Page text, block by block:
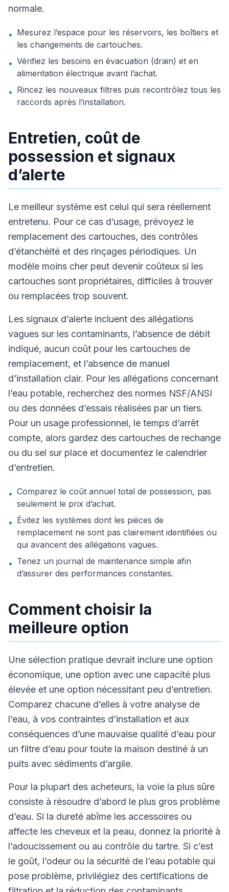
normale.
• Mesurez l’espace pour les réservoirs, les boîtiers et
les changements de cartouches.
• Vérifiez les besoins en évacuation (drain) et en
alimentation électrique avant l’achat.
• Rincez les nouveaux filtres puis recontrôlez tous les
raccords après l’installation.
Entretien, coût de
possession et signaux
d’alerte
Le meilleur système est celui qui sera réellement
entretenu. Pour ce cas d’usage, prévoyez le
remplacement des cartouches, des contrôles
d’étanchéité et des rinçages périodiques. Un
modèle moins cher peut devenir coûteux si les
cartouches sont propriétaires, difficiles à trouver
ou remplacées trop souvent.
Les signaux d’alerte incluent des allégations
vagues sur les contaminants, l’absence de débit
indiqué, aucun coût pour les cartouches de
remplacement, et l’absence de manuel
d’installation clair. Pour les allégations concernant
l’eau potable, recherchez des normes NSF/ANSI
ou des données d’essais réalisées par un tiers.
Pour un usage professionnel, le temps d’arrêt
compte, alors gardez des cartouches de rechange
ou du sel sur place et documentez le calendrier
d’entretien.
• Comparez le coût annuel total de possession, pas
seulement le prix d’achat.
• Évitez les systèmes dont les pièces de
remplacement ne sont pas clairement identifiées ou
qui avancent des allégations vagues.
• Tenez un journal de maintenance simple afin
d’assurer des performances constantes.
Comment choisir la
meilleure option
Une sélection pratique devrait inclure une option
économique, une option avec une capacité plus
élevée et une option nécessitant peu d’entretien.
Comparez chacune d’elles à votre analyse de
l’eau, à vos contraintes d’installation et aux
conséquences d’une mauvaise qualité d’eau pour
un filtre d’eau pour toute la maison destiné à un
puits avec sédiments d’argile.
Pour la plupart des acheteurs, la voie la plus sûre
consiste à résoudre d’abord le plus gros problème
d’eau. Si la dureté abîme les accessoires ou
affecte les cheveux et la peau, donnez la priorité à
l’adoucissement ou au contrôle du tartre. Si c’est
le goût, l’odeur ou la sécurité de l’eau potable qui
pose problème, privilégiez des certifications de